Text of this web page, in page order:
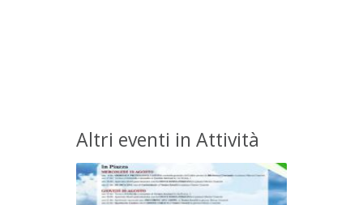
Altri eventi in Attività